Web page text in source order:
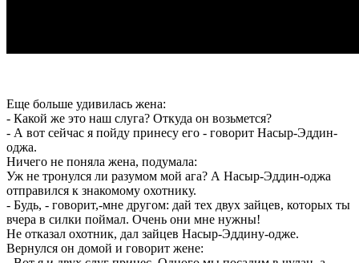
Еще больше удивилась жена:
- Какой же это наш слуга? Откуда он возьмется?
- А вот сейчас я пойду принесу его - говорит Насыр-Эддин-
оджа.
Ничего не поняла жена, подумала:
Уж не тронулся ли разумом мой ага? А Насыр-Эддин-оджа
отправился к знакомому охотнику.
- Будь, - говорит,-мне другом: дай тех двух зайцев, которых ты
вчера в силки поймал. Очень они мне нужны!
Не отказал охотник, дал зайцев Насыр-Эддину-одже.
Вернулся он домой и говорит жене: